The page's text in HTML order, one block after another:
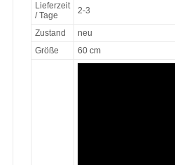
Lieferzeit
/ Tage
2-3
Zustand
neu
Größe
60 cm